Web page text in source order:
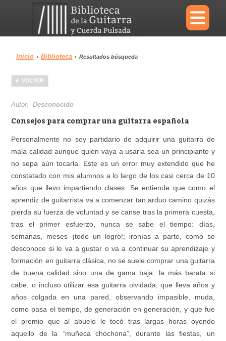
×
Menu
Biblioteca
Área personal Reproductor
Inicio › Biblioteca › Resultados búsqueda
VOLVER
Autor:Desconocido
Consejos para comprar una guitarra española
Personalmente no soy partidario de adquirir una guitarra de
mala calidad aunque quien vaya a usarla sea un principiante y
no sepa aún tocarla. Este es un error muy extendido que he
constatado con mis alumnos a lo largo de los casi cerca de 10
años que llevo impartiendo clases. Se entiende que como el
aprendiz de guitarrista va a comenzar tan arduo camino quizás
pierda su fuerza de voluntad y se canse tras la primera cuesta,
tras el primer esfuerzo, nunca se sabe el tiempo: días,
semanas, meses ¡todo un logro!; ironías a parte, como se
desconoce si le va a gustar o va a continuar su aprendizaje y
formación en guitarra clásica, no se suele comprar una guitarra
de buena calidad sino una de gama baja, la más barata si
cabe, o incluso utilizar esa guitarra olvidada, que lleva años y
años colgada en una pared, observando impasible, muda,
como pasa el tiempo, de generación en generación, y que fue
el premio que al abuelo le tocó tras largas horas oyendo
aquello de la “muñeca chochona”, durante las fiestas, un